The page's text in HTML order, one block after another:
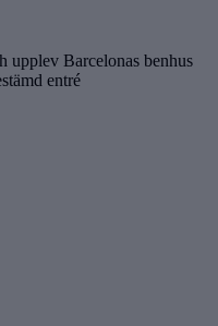
upplev Barcelonas benhus
entré